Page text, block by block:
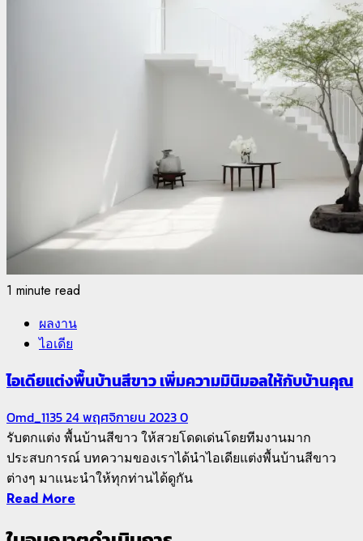
1 minute read
ผลงาน
ไอเดีย
ไอเดียแต่งพื้นบ้านสีขาว เพิ่มความมินิมอลให้กับบ้านคุณ
Omd_113524 พฤศจิกายน 20230
รับตกแต่ง พื้นบ้านสีขาว ให้สวยโดดเด่นโดยทีมงานมาก
ประสบการณ์ บทความของเราได้นำไอเดียแต่งพื้นบ้านสีขาว
ต่างๆ มาแนะนำให้ทุกท่านได้ดูกัน
Read More